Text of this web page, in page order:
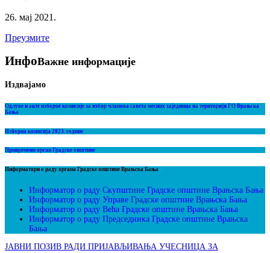
26. мај 2021.
Преузмите
ИнфоВажне информације
Издвајамо
Одлуке и акте изборне комисије за избор чланова савета месних заједница на територији ГО Врањска
Бања
Изборна комисија 2023. године
Привремени орган Градске општине
Информатори о раду органа Градске општине Врањска Бања
Информатор о раду Скупштине Градске општине Врањска Бања
Информатор о раду Управе Градске општине Врањска Бања
Информатор о раду Већа Градске општине Врањска Бања
Информатор о раду Председника Градске општине Врањска
Бања
ЈАВНИ ПОЗИВ РАДИ ПРИЈАВЉИВАЊА УЧЕСНИЦА ЗА